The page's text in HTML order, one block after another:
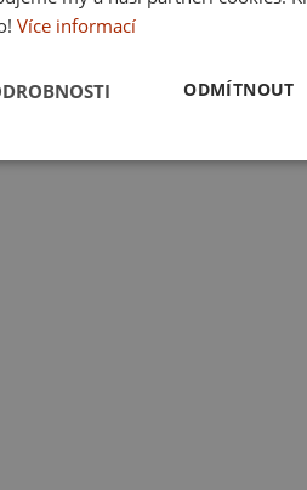
Více informací
ODMÍTNOUT